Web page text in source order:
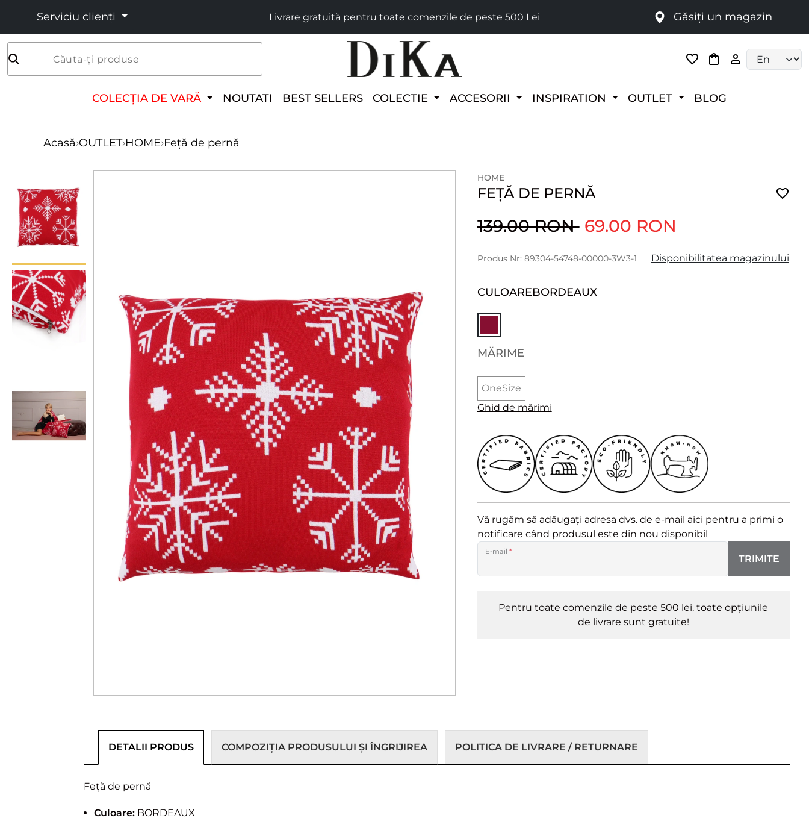
Serviciu clienți Livrare gratuită pentru toate comenzile de peste 500 Lei Găsiți un magazin
Căuta-ți produse
COLECȚIA DE VARĂ NOUTATI BEST SELLERS COLECTIE ACCESORII INSPIRATION OUTLET BLOG
Acasă›OUTLET›HOME›Feță de pernă
HOME
FEȚĂ DE PERNĂ
139.00 RON 69.00 RON
Produs Nr: 89304-54748-00000-3W3-1 Disponibilitatea magazinului
CULOAREBORDEAUX
MĂRIME
OneSize
Ghid de mărimi
Vă rugăm să adăugați adresa dvs. de e-mail aici pentru a primi o
notificare când produsul este din nou disponibil
E-mail *
TRIMITE
Pentru toate comenzile de peste 500 lei. toate opțiunile
de livrare sunt gratuite!
DETALII PRODUS COMPOZIȚIA PRODUSULUI ȘI ÎNGRIJIREA POLITICA DE LIVRARE / RETURNARE
Feță de pernă
Culoare: BORDEAUX